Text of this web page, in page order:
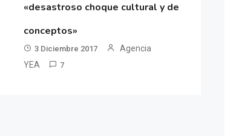
«desastroso choque cultural y de
conceptos»
3 Diciembre 2017
Agencia
YEA
7